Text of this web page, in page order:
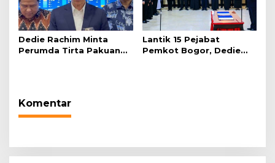
Dedie Rachim Minta
Perumda Tirta Pakuan
Lantik 15 Pejabat
Pemkot Bogor, Dedie
Komentar